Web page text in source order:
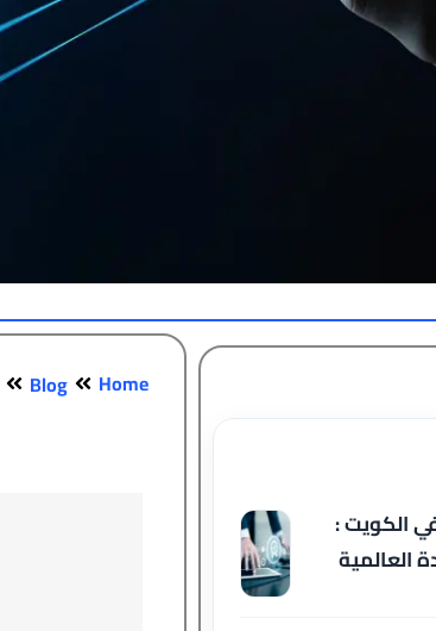
الكويت :
العالمية
Home
Blog